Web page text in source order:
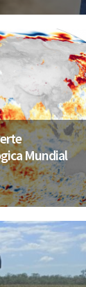
Mundial